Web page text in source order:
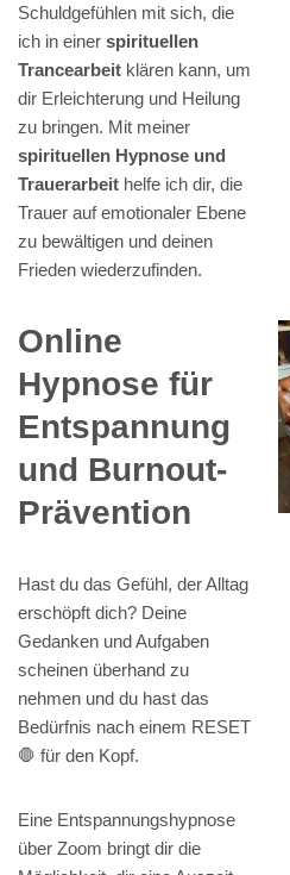
Schuldgefühlen mit sich, die
ich in einer spirituellen
Trancearbeit klären kann, um
dir Erleichterung und Heilung
zu bringen. Mit meiner
spirituellen Hypnose und
Trauerarbeit helfe ich dir, die
Trauer auf emotionaler Ebene
zu bewältigen und deinen
Frieden wiederzufinden.
Online
Hypnose für
Entspannung
und Burnout-
Prävention
Hast du das Gefühl, der Alltag
erschöpft dich? Deine
Gedanken und Aufgaben
scheinen überhand zu
nehmen und du hast das
Bedürfnis nach einem RESET
🛑 für den Kopf.
Eine Entspannungshypnose
über Zoom bringt dir die